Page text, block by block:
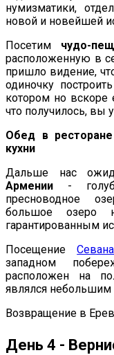
нумизматики,
новой и новейшей
Посетим чудо-
расположенную в
пришло видение,
одиночку
котором но вскоре
что получилось, вы
Обед в
кухни
Дальше нас
Армении -
пресноводное
большое озеро
гарантированным
Посещение
западном
расположен на
являлся небольшим
Возвращение в
День 4 -